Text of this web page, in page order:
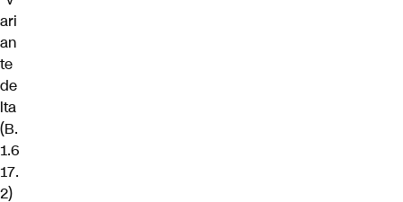
ari
an
te
de
lta
(B.
1.6
17.
2)